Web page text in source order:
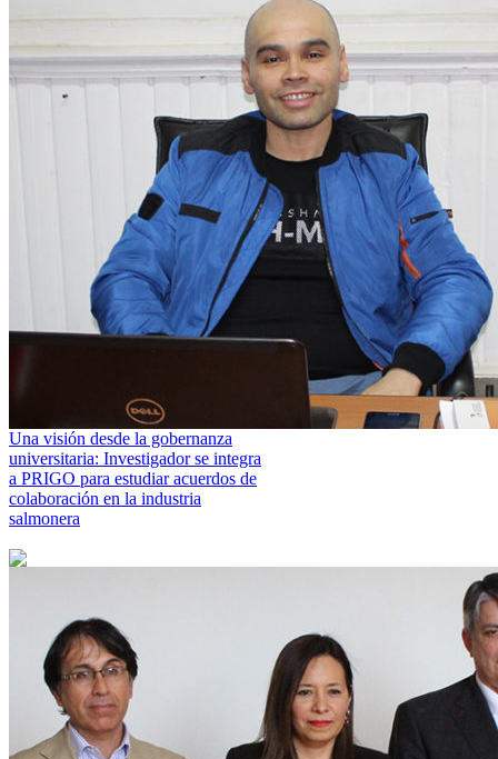
Una visión desde la gobernanza
universitaria: Investigador se integra
a PRIGO para estudiar acuerdos de
colaboración en la industria
salmonera